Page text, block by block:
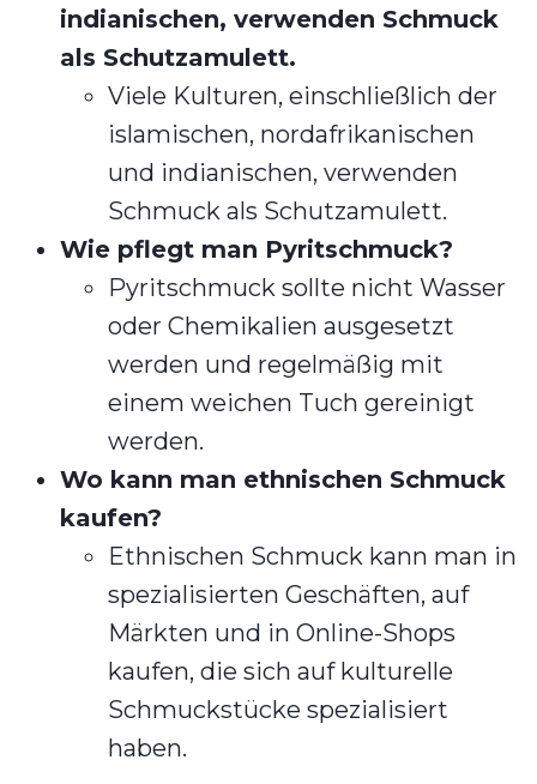
indianischen, verwenden Schmuck
als Schutzamulett.
Viele Kulturen, einschließlich der
islamischen, nordafrikanischen
und indianischen, verwenden
Schmuck als Schutzamulett.
Wie pflegt man Pyritschmuck?
Pyritschmuck sollte nicht Wasser
oder Chemikalien ausgesetzt
werden und regelmäßig mit
einem weichen Tuch gereinigt
werden.
Wo kann man ethnischen Schmuck
kaufen?
Ethnischen Schmuck kann man in
spezialisierten Geschäften, auf
Märkten und in Online-Shops
kaufen, die sich auf kulturelle
Schmuckstücke spezialisiert
haben.